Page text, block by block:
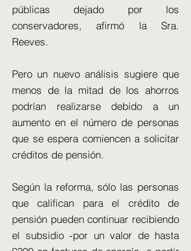
públicas dejado por los
conservadores, afirmó la Sra.
Reeves.
Pero un nuevo análisis sugiere que
menos de la mitad de los ahorros
podrían realizarse debido a un
aumento en el número de personas
que se espera comiencen a solicitar
créditos de pensión.
Según la reforma, sólo las personas
que califican para el crédito de
pensión pueden continuar recibiendo
el subsidio -por un valor de hasta